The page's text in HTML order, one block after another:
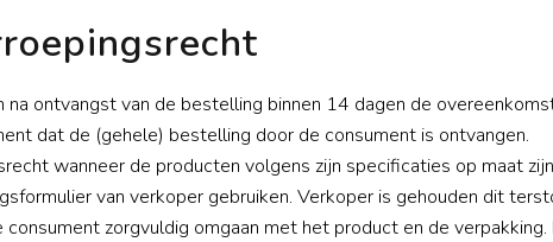
ontvangst van de bestelling binnen 14 dagen de
dat de (gehele) bestelling door de consument is ontvangen.
wanneer de producten volgens zijn specificaties op maat
van verkoper gebruiken. Verkoper is gehouden dit
zorgvuldig omgaan met het product en de